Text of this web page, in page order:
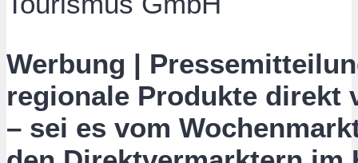
Werbung |
regionale Produkte direkt
– sei es vom